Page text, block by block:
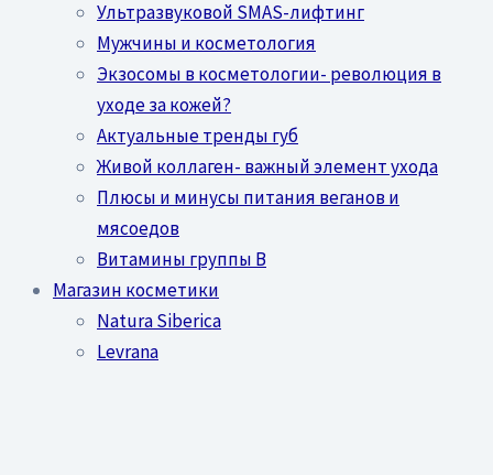
Ультразвуковой SMAS-лифтинг
Мужчины и косметология
Экзосомы в косметологии- революция в
уходе за кожей?
Актуальные тренды губ
Живой коллаген- важный элемент ухода
Плюсы и минусы питания веганов и
мясоедов
Витамины группы В
Магазин косметики
Natura Siberica
Levrana